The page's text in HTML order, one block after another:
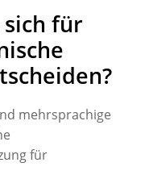
für
mehrsprachige
für